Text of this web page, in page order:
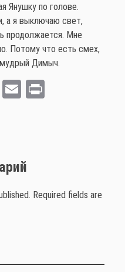
Янушку по голове.
а я выключаю свет,
продолжается. Мне
Потому что есть смех,
Димыч.
Vi
E
Required fields are